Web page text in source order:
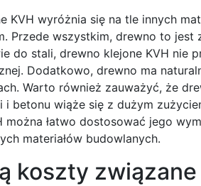
KVH wyróżnia się na tle innych
Przede wszystkim, drewno to
do stali, drewno klejone KVH nie
Dodatkowo, drewno ma
Warto również zauważyć, że
i betonu wiąże się z dużym
można łatwo dostosować jego
materiałów budowlanych.
koszty